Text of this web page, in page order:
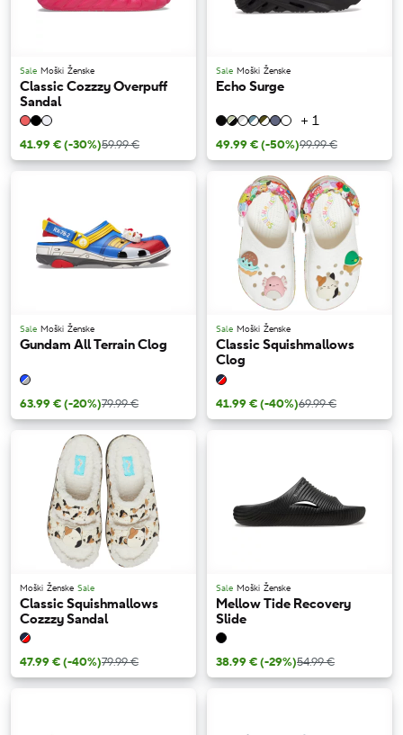
Sale Moški Ženske
Classic Cozzzy Overpuff
Sandal
41.99 €(-30%)59.99 €
Sale Moški Ženske
Echo Surge
+ 1
49.99 €(-50%)99.99 €
Sale Moški Ženske
Gundam All Terrain Clog
63.99 €(-20%)79.99 €
Sale Moški Ženske
Classic Squishmallows
Clog
41.99 €(-40%)69.99 €
Moški Ženske Sale
Classic Squishmallows
Cozzzy Sandal
47.99 €(-40%)79.99 €
Sale Moški Ženske
Mellow Tide Recovery
Slide
38.99 €(-29%)54.99 €